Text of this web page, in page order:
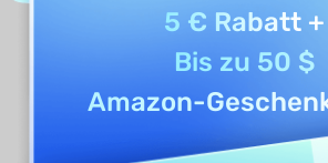
Link bearbeiten
5 € Rabatt+
Bis zu 50 $
Amazon-